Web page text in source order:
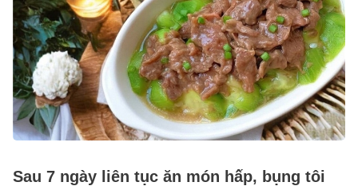
Sau 7 ngày liên tục ăn món hấp, bụng tôi